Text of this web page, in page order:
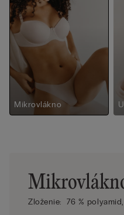
Mikrovlákno
Zloženie: 76 % polyamid,